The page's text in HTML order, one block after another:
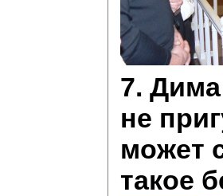
7.
не
может
такое